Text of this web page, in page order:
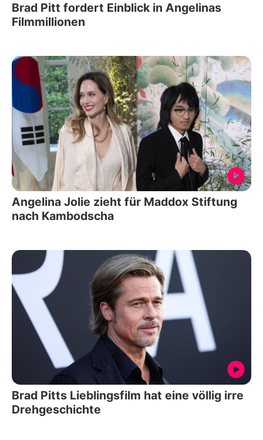
Brad Pitt fordert Einblick in Angelinas
Filmmillionen
Angelina Jolie zieht für Maddox Stiftung
nach Kambodscha
Brad Pitts Lieblingsfilm hat eine völlig irre
Drehgeschichte